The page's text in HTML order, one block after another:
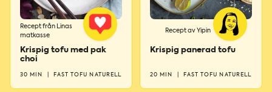
Recept från Linas
matkasse
Krispig tofu med pak
choi
30 MIN FAST TOFU NATURELL
Recept av Yipin
Krispig panerad tofu
20 MIN FAST TOFU NATURELL